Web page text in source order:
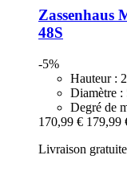
Zassenhaus
48S
-5%
Hauteur :
Diamètre :
Degré de
170,99 € 179,99
Livraison